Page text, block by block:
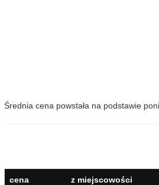
Średnia cena powstała na podstawie
cena z miejscowości